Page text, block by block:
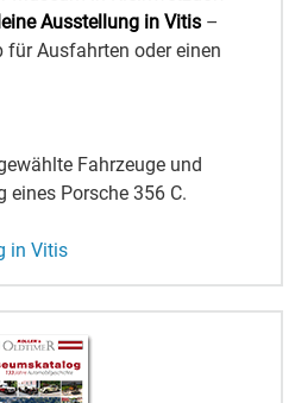
Ausstellung in Vitis –
Ausfahrten oder einen
Fahrzeuge und
eines Porsche 356 C.
in Vitis